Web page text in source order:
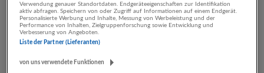
Verwendung genauer Standortdaten. Endgeräteeigenschaften zur Identifikation
aktiv abfragen. Speichern von oder Zugriff auf Informationen auf einem Endgerät.
Personalisierte Werbung und Inhalte, Messung von Werbeleistung und der
Performance von Inhalten, Zielgruppenforschung sowie Entwicklung und
Verbesserung von Angeboten.
Liste der Partner (Lieferanten)
von uns verwendete Funktionen